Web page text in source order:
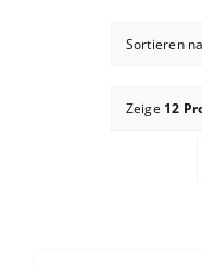
Sortieren
Zeige 12